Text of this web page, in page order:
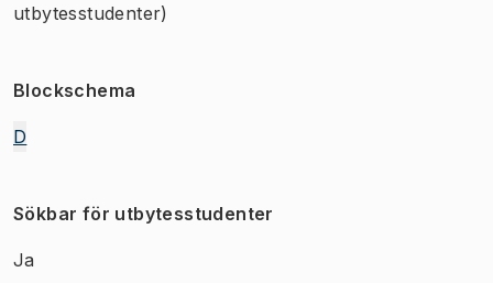
utbytesstudenter)
Blockschema
D
Sökbar för utbytesstudenter
Ja